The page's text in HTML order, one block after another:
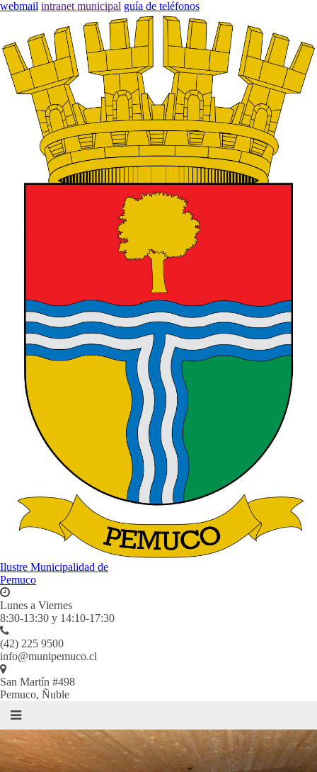
webmail intranet municipal guía de teléfonos
Ilustre Municipalidad de
Pemuco
Lunes a Viernes
8:30-13:30 y 14:10-17:30
(42) 225 9500
info@munipemuco.cl
San Martín #498
Pemuco, Ñuble